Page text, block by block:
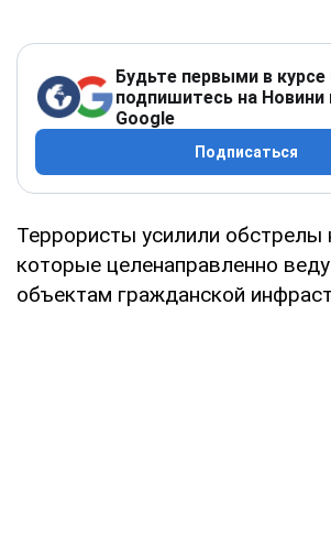
Будьте первыми в курсе
подпишитесь на Новини
Google
Подписаться
Террористы усилили обстрелы
которые целенаправленно
объектам гражданской